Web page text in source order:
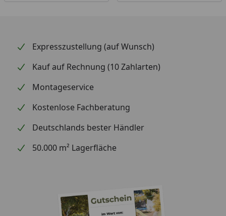
Expresszustellung (auf Wunsch)
Kauf auf Rechnung (10 Zahlarten)
Montageservice
Kostenlose Fachberatung
Deutschlands bester Händler
50.000 m² Lagerfläche